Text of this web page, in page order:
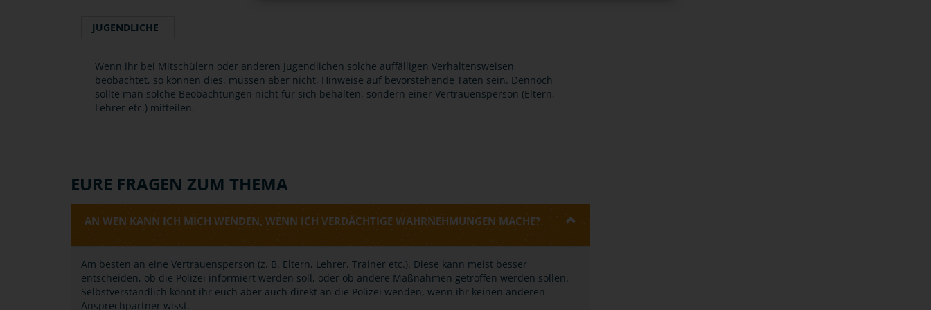
JUGENDLICHE
Wenn ihr bei Mitschülern oder anderen Jugendlichen solche auffälligen Verhaltensweisen
beobachtet, so können dies, müssen aber nicht, Hinweise auf bevorstehende Taten sein. Dennoch
sollte man solche Beobachtungen nicht für sich behalten, sondern einer Vertrauensperson (Eltern,
Lehrer etc.) mitteilen.
EURE FRAGEN ZUM THEMA
AN WEN KANN ICH MICH WENDEN, WENN ICH VERDÄCHTIGE WAHRNEHMUNGEN MACHE?
Am besten an eine Vertrauensperson (z. B. Eltern, Lehrer, Trainer etc.). Diese kann meist besser
entscheiden, ob die Polizei informiert werden soll, oder ob andere Maßnahmen getroffen werden sollen.
Selbstverständlich könnt ihr euch aber auch direkt an die Polizei wenden, wenn ihr keinen anderen
Ansprechpartner wisst.